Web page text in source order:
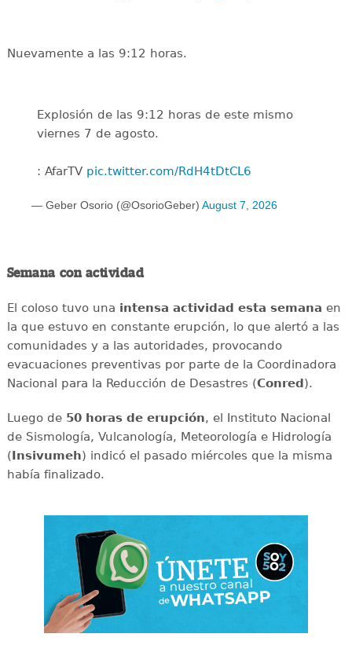
Nuevamente a las 9:12 horas.
Explosión de las 9:12 horas de este mismo
viernes 7 de agosto.
: AfarTV pic.twitter.com/RdH4tDtCL6
— Geber Osorio (@OsorioGeber) August 7, 2026
Semana con actividad
El coloso tuvo una intensa actividad esta semana en
la que estuvo en constante erupción, lo que alertó a las
comunidades y a las autoridades, provocando
evacuaciones preventivas por parte de la Coordinadora
Nacional para la Reducción de Desastres (Conred).
Luego de 50 horas de erupción, el Instituto Nacional
de Sismología, Vulcanología, Meteorología e Hidrología
(Insivumeh) indicó el pasado miércoles que la misma
había finalizado.